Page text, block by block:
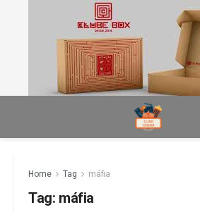
Home Tag máfia
Tag: máfia